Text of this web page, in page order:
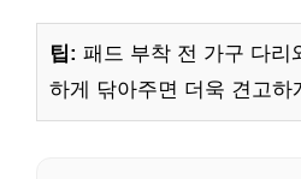
팁: 패드 부착 전 가구 다리
하게 닦아주면 더욱 견고하